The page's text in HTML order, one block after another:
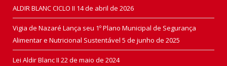
ALDIR BLANC CICLO II 14 de abril de 2026
Vigia de Nazaré Lança seu 1º Plano Municipal de Segurança
Alimentar e Nutricional Sustentável 5 de junho de 2025
Lei Aldir Blanc II 22 de maio de 2024